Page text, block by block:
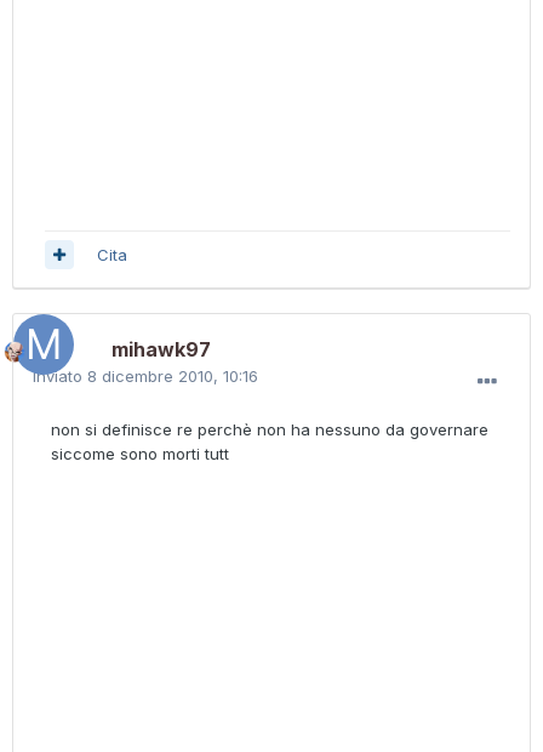
Cita
mihawk97
Inviato 8 dicembre 2010, 10:16
non si definisce re perchè non ha nessuno da governare
siccome sono morti tutt